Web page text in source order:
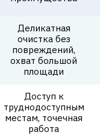
Деликатная
очистка без
повреждений,
охват большой
площади
Доступ к
труднодоступным
местам, точечная
работа